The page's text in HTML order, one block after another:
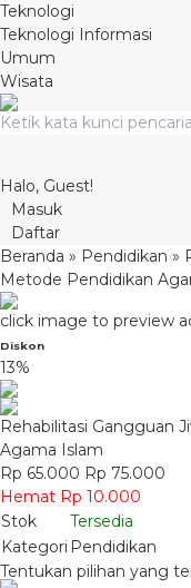
Teknologi
Teknologi Informasi
Umum
Wisata
Halo, Guest!
Masuk
Daftar
Beranda » Pendidikan »
Metode Pendidikan
click image to preview
Diskon
13%
Rehabilitasi Gangguan
Agama Islam
Rp 65.000 Rp 75.000
Hemat Rp 10.000
Stok
Tersedia
Kategori Pendidikan
Tentukan pilihan yang